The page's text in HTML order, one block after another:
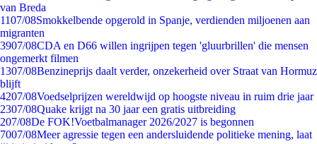
van Breda
1107/08Smokkelbende opgerold in Spanje, verdienden miljoenen aan
migranten
3907/08CDA en D66 willen ingrijpen tegen 'gluurbrillen' die mensen
ongemerkt filmen
1307/08Benzineprijs daalt verder, onzekerheid over Straat van Hormuz
blijft
4207/08Voedselprijzen wereldwijd op hoogste niveau in ruim drie jaar
2307/08Quake krijgt na 30 jaar een gratis uitbreiding
207/08De FOK!Voetbalmanager 2026/2027 is begonnen
7007/08Meer agressie tegen een andersluidende politieke mening, laat